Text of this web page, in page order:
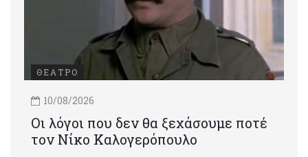
ΘΕΑΤΡΟ
10/08/2026
Οι λόγοι που δεν θα ξεχάσουμε ποτέ
τον Νίκο Καλογερόπουλο